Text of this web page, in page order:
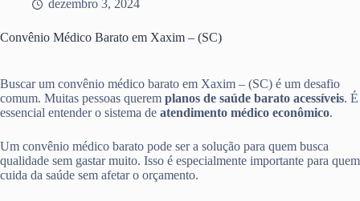
dezembro 3, 2024
Convênio Médico Barato em Xaxim – (SC)
Buscar um convênio médico barato em Xaxim – (SC) é um desafio
comum. Muitas pessoas querem planos de saúde barato acessíveis. É
essencial entender o sistema de atendimento médico econômico.
Um convênio médico barato pode ser a solução para quem busca
qualidade sem gastar muito. Isso é especialmente importante para quem
cuida da saúde sem afetar o orçamento.